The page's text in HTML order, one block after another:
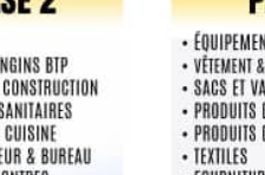
sont indiqués